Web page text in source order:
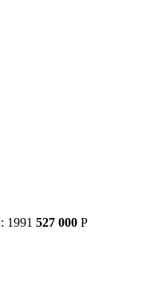
1991 527 000 Р